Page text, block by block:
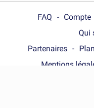
FAQ Compte
Qui
Partenaires
Mentions